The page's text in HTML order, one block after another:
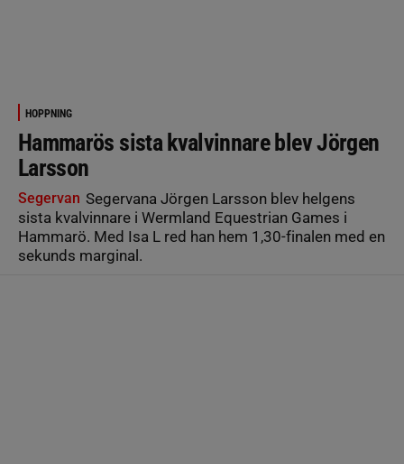
HOPPNING
Hammarös sista kvalvinnare blev Jörgen
Larsson
Segervan Segervana Jörgen Larsson blev helgens
sista kvalvinnare i Wermland Equestrian Games i
Hammarö. Med Isa L red han hem 1,30-finalen med en
sekunds marginal.